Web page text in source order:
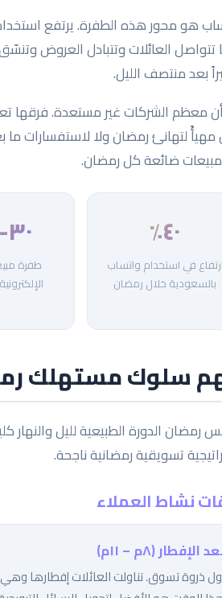
هو محور هذه الطفرة. يرتفع
تتواصل العائلات وتتبادل العروض
بعد منتصف الليل.
معظم الشركات غير مستعدة. فرقها
لتهانئ رمضان ولا لاستفسارات ما
ضائعة كل رمضان.
٤٠٪
ارتفاع في استخدام واتساب
بالسعودية خلال رمضان
٣٠-٥٠٪
طفرة
سلوك مستهلك
رمضان الدورة الطبيعية لليل
تسويقية رمضانية ناجحة.
نشاط العملاء
الإفطار (٨م – ١١م)
ذروة تسوق. تناولت العائلات إفطارها